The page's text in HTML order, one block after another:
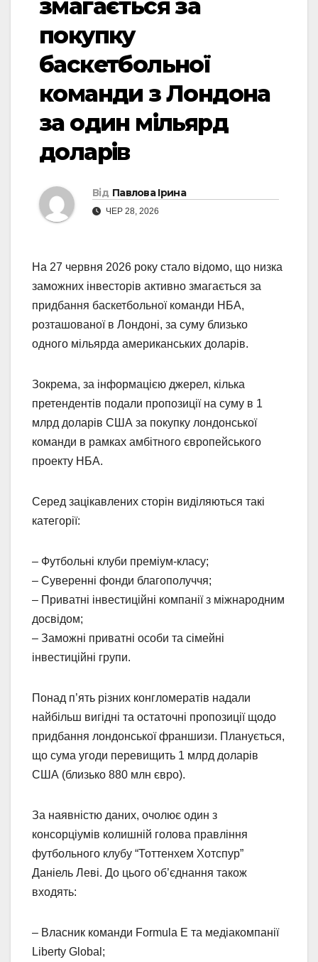
змагається за
покупку
баскетбольної
команди з Лондона
за один мільярд
доларів
Від Павлова Ірина
ЧЕР 28, 2026
На 27 червня 2026 року стало відомо, що низка
заможних інвесторів активно змагається за
придбання баскетбольної команди НБА,
розташованої в Лондоні, за суму близько
одного мільярда американських доларів.
Зокрема, за інформацією джерел, кілька
претендентів подали пропозиції на суму в 1
млрд доларів США за покупку лондонської
команди в рамках амбітного європейського
проекту НБА.
Серед зацікавлених сторін виділяються такі
категорії:
– Футбольні клуби преміум-класу;
– Суверенні фонди благополуччя;
– Приватні інвестиційні компанії з міжнародним
досвідом;
– Заможні приватні особи та сімейні
інвестиційні групи.
Понад п’ять різних конгломератів надали
найбільш вигідні та остаточні пропозиції щодо
придбання лондонської франшизи. Планується,
що сума угоди перевищить 1 млрд доларів
США (близько 880 млн євро).
За наявністю даних, очолює один з
консорціумів колишній голова правління
футбольного клубу “Тоттенхем Хотспур”
Даніель Леві. До цього об’єднання також
входять:
– Власник команди Formula E та медіакомпанії
Liberty Global;